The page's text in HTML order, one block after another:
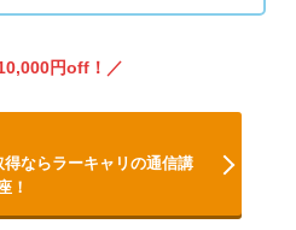
円off！
ならラーキャリの通信講
！